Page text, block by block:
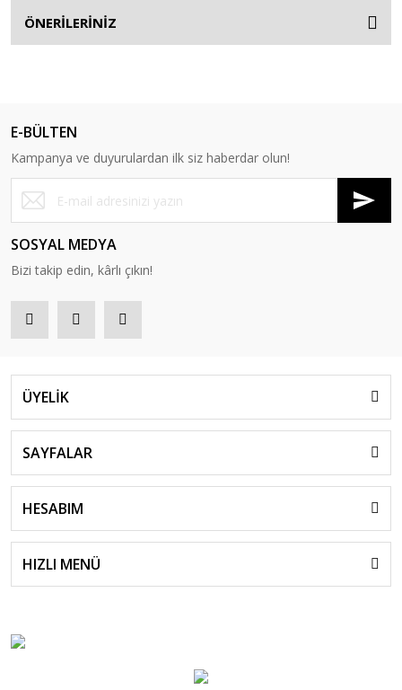
ÖNERİLERİNİZ
E-BÜLTEN
Kampanya ve duyurulardan ilk siz haberdar olun!
SOSYAL MEDYA
Bizi takip edin, kârlı çıkın!
ÜYELİK
SAYFALAR
HESABIM
HIZLI MENÜ